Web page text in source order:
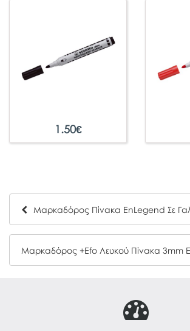
1.50€